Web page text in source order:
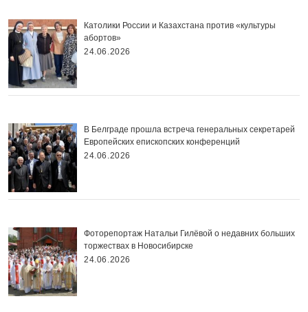
Католики России и Казахстана против «культуры
абортов»
24.06.2026
В Белграде прошла встреча генеральных секретарей
Европейских епископских конференций
24.06.2026
Фоторепортаж Натальи Гилёвой о недавних больших
торжествах в Новосибирске
24.06.2026